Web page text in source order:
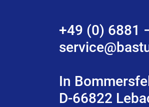
+49 (0) 6881
In
D-66822